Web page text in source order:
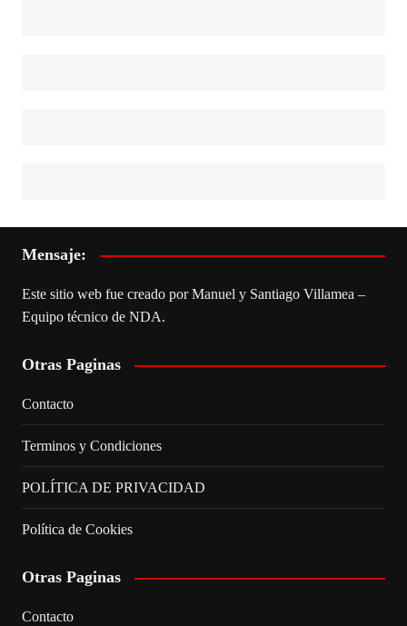
Mensaje:
Este sitio web fue creado por Manuel y Santiago Villamea –
Equipo técnico de NDA.
Otras Paginas
Contacto
Terminos y Condiciones
POLÍTICA DE PRIVACIDAD
Política de Cookies
Otras Paginas
Contacto